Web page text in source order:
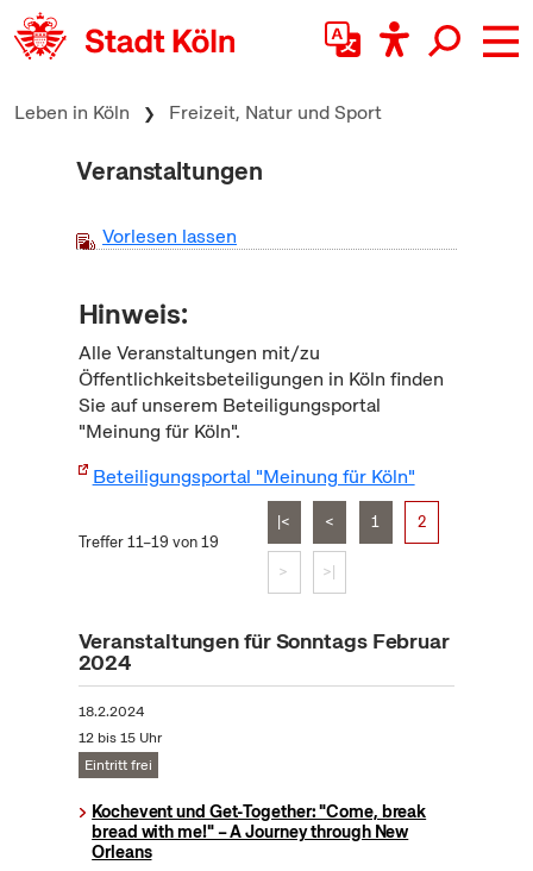
zum Inhalt springen
Leben in Köln Freizeit, Natur und Sport
Veranstaltungen
Vorlesen lassen
Hinweis:
Alle Veranstaltungen mit/zu
Öffentlichkeitsbeteiligungen in Köln finden
Sie auf unserem Beteiligungsportal
"Meinung für Köln".
Beteiligungsportal "Meinung für Köln"
Treffer 11–19 von 19
|< < 1 2
> >|
Veranstaltungen für Sonntags Februar
2024
18.2.2024
12 bis 15 Uhr
Eintritt frei
Kochevent und Get-Together: "Come, break
bread with me!" – A Journey through New
Orleans